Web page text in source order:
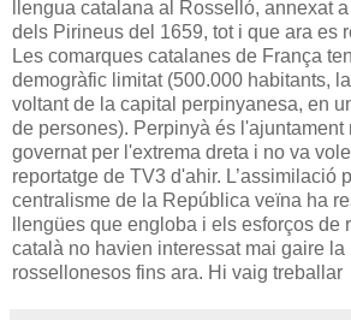
llengua catalana al Rosselló, annexat
dels Pirineus del 1659, tot i que ara es
Les comarques catalanes de França
demogràfic limitat (500.000 habitants,
voltant de la capital perpinyanesa, en
de persones). Perpinyà és l'ajuntament
governat per l'extrema dreta i no va
reportatge de TV3 d'ahir. L’assimilació
centralisme de la República veïna ha
llengües que engloba i els esforços de
català no havien interessat mai gaire
rossellonesos fins ara. Hi vaig treballar